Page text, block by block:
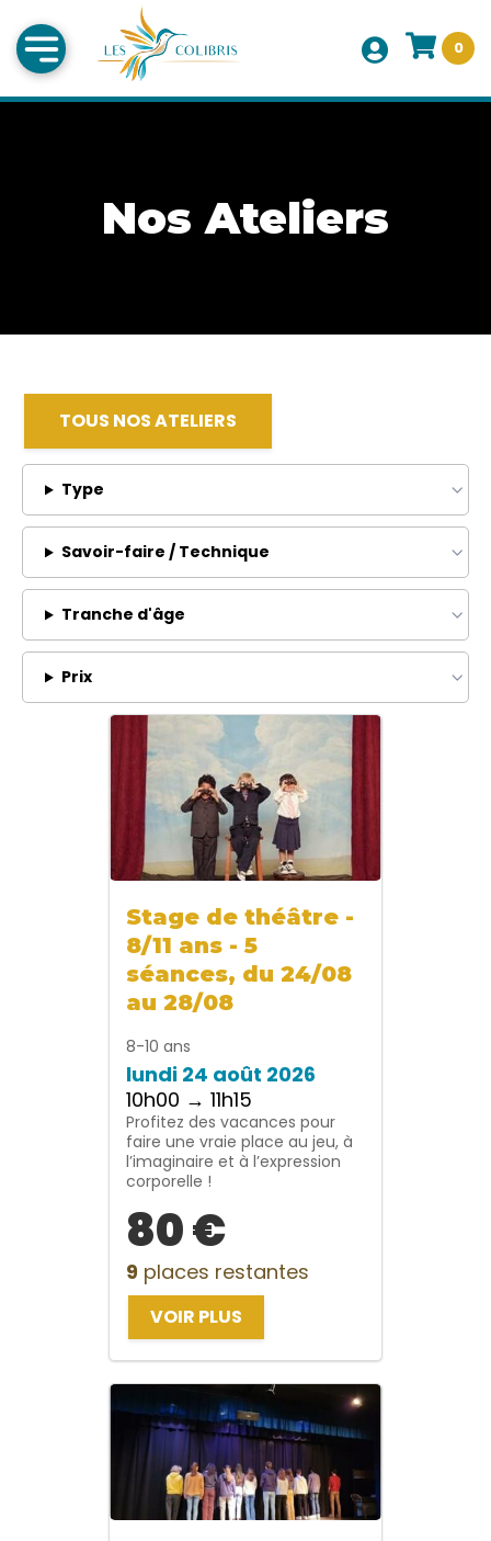
0
Nos Ateliers
TOUS NOS ATELIERS
Type
Savoir-faire / Technique
Tranche d'âge
Prix
Stage de théâtre -
8/11 ans - 5
séances, du 24/08
au 28/08
8-10 ans
lundi 24 août 2026
10h00 → 11h15
Profitez des vacances pour
faire une vraie place au jeu, à
l’imaginaire et à l’expression
corporelle !
80 €
9 places restantes
VOIR PLUS